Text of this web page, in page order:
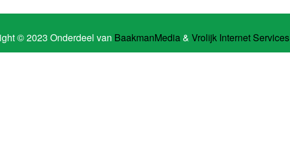
© 2023 Onderdeel van BaakmanMedia& Vrolijk Internet Services